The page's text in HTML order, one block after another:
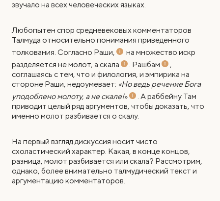
звучало на всех человеческих языках.
Любопытен спор средневековых комментаторов
Талмуда относительно понимания приведенного
толкования. Согласно Раши,
на множество искр
разделяется не молот, а скала . Рашбам
,
соглашаясь с тем, что и филология, и эмпирика на
стороне Раши, недоумевает: «Но ведь речение Бога
уподоблено молоту, ане скале!»
. А раббейну Там
приводит целый ряд аргументов, чтобы доказать, что
именно молот разбивается о скалу.
На первый взгляд дискуссия носит чисто
схоластический характер. Какая, в конце концов,
разница, молот разбивается или скала? Рассмотрим,
однако, более внимательно талмудический текст и
аргументацию комментаторов.